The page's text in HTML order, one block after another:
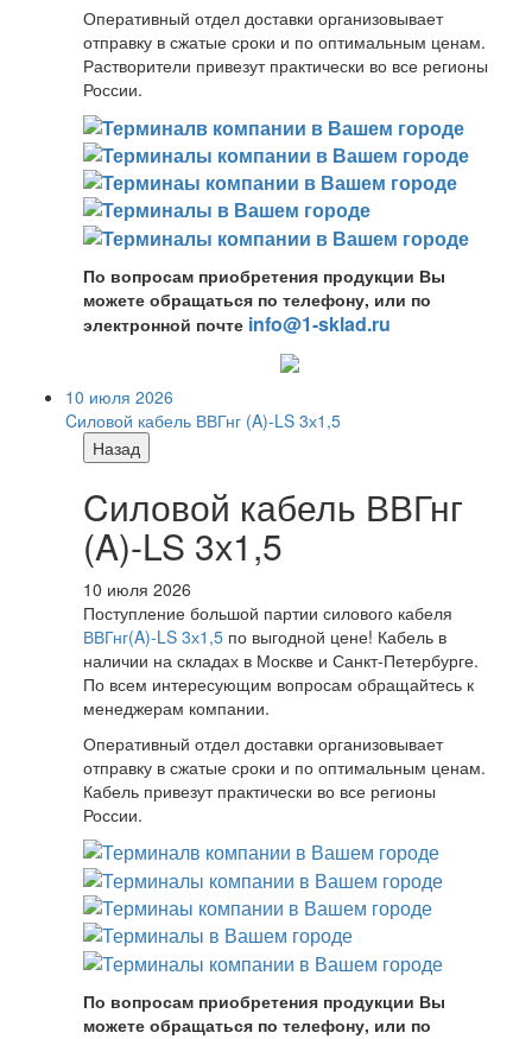
Оперативный отдел доставки организовывает
отправку в сжатые сроки и по оптимальным ценам.
Растворители привезут практически во все регионы
России.
По вопросам приобретения продукции Вы
можете обращаться по телефону, или по
электронной почте info@1-sklad.ru
10 июля 2026
Cиловой кабель ВВГнг (A)-LS 3х1,5
Назад
Cиловой кабель ВВГнг
(A)-LS 3х1,5
10 июля 2026
Поступление большой партии силового кабеля
ВВГнг(A)-LS 3х1,5 по выгодной цене! Кабель в
наличии на складах в Москве и Санкт-Петербурге.
По всем интересующим вопросам обращайтесь к
менеджерам компании.
Оперативный отдел доставки организовывает
отправку в сжатые сроки и по оптимальным ценам.
Кабель привезут практически во все регионы
России.
По вопросам приобретения продукции Вы
можете обращаться по телефону, или по